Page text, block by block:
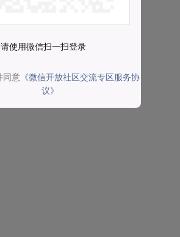
请使用微信扫一扫登录
同意 《微信开放社区交流专区服务协
议》